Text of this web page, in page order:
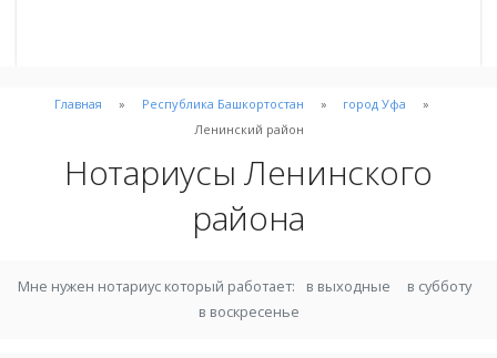
Главная Республика Башкортостан
город Уфа
Ленинский район
Нотариусы Ленинского
района
Мне нужен нотариус который работает: в выходные
в субботу
в воскресенье